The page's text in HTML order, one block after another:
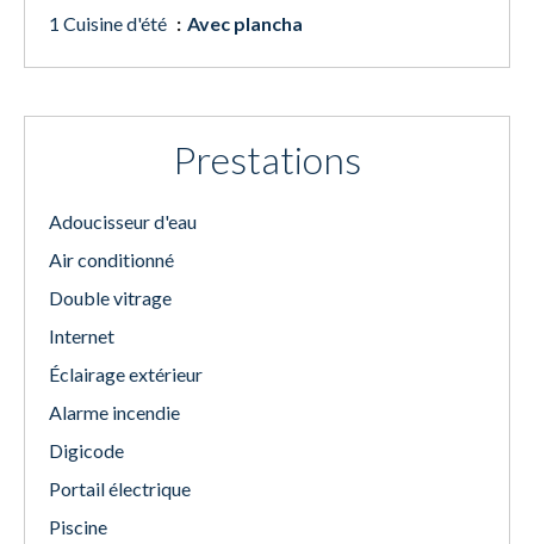
1 Cuisine d'été
Avec plancha
Prestations
Adoucisseur d'eau
Air conditionné
Double vitrage
Internet
Éclairage extérieur
Alarme incendie
Digicode
Portail électrique
Piscine